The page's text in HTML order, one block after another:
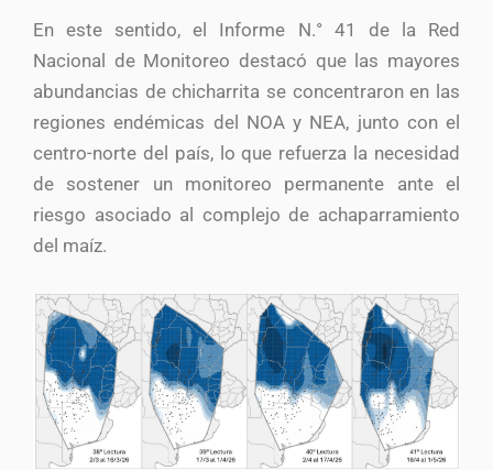
En este sentido, el Informe N.° 41 de la Red
Nacional de Monitoreo destacó que las mayores
abundancias de chicharrita se concentraron en las
regiones endémicas del NOA y NEA, junto con el
centro-norte del país, lo que refuerza la necesidad
de sostener un monitoreo permanente ante el
riesgo asociado al complejo de achaparramiento
del maíz.